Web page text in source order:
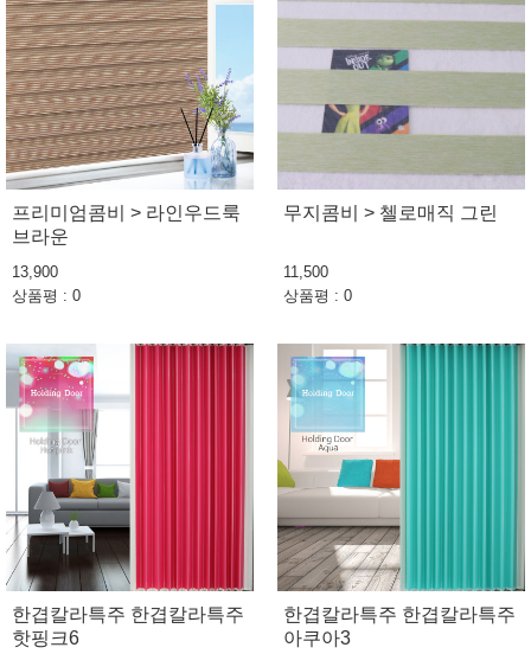
프리미엄콤비 > 라인우드룩
브라운
13,900
상품평 : 0
무지콤비 > 첼로매직 그린
11,500
상품평 : 0
한겹칼라특주 한겹칼라특주
핫핑크6
한겹칼라특주 한겹칼라특주
아쿠아3